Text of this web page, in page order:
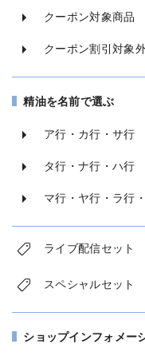
クーポン対象商品
クーポン割引対象
精油を名前で選ぶ
ア行・カ行・サ行
タ行・ナ行・ハ行
マ行・ヤ行・ラ行
ライブ配信セット
スペシャルセット
ショップインフォメー